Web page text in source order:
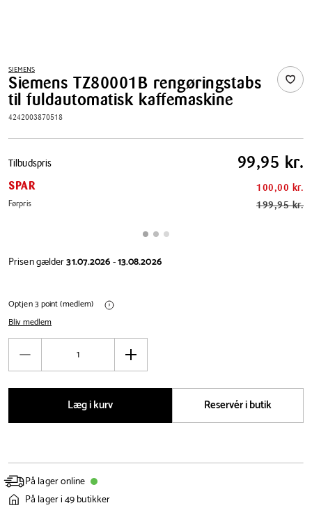
SIEMENS
Siemens TZ80001B rengøringstabs
til fuldautomatisk kaffemaskine
4242003870518
Pris
tabel
Tilbudspris 99,95 kr.
SPAR 100,00 kr.
Førpris 199,95 kr.
Prisen gælder31.07.2026-13.08.2026
Optjen 3 point (medlem)
Bliv medlem
Antal
Øg
Læg i kurv
Reservér i butik
På lager online
På lager i 49 butikker